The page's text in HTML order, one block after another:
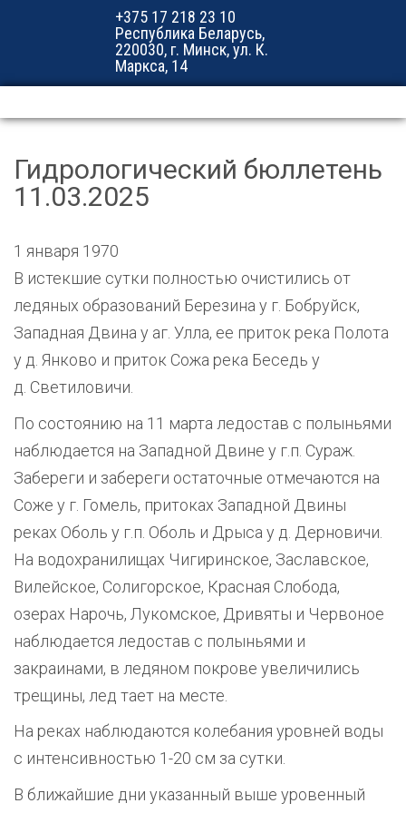
+375 17 218 23 10
Республика Беларусь,
220030, г. Минск, ул. К.
Маркса, 14
Гидрологический бюллетень
11.03.2025
1 января 1970
В истекшие сутки полностью очистились от
ледяных образований Березина у г. Бобруйск,
Западная Двина у аг. Улла, ее приток река Полота
у д. Янково и приток Сожа река Беседь у
д. Светиловичи.
По состоянию на 11 марта ледостав с полыньями
наблюдается на Западной Двине у г.п. Сураж.
Забереги и забереги остаточные отмечаются на
Соже у г. Гомель, притоках Западной Двины
реках Оболь у г.п. Оболь и Дрыса у д. Дерновичи.
На водохранилищах Чигиринское, Заславское,
Вилейское, Солигорское, Красная Слобода,
озерах Нарочь, Лукомское, Дривяты и Червоное
наблюдается ледостав с полыньями и
закраинами, в ледяном покрове увеличились
трещины, лед тает на месте.
На реках наблюдаются колебания уровней воды
с интенсивностью 1-20 см за сутки.
В ближайшие дни указанный выше уровенный